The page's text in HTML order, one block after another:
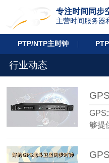
专注时间同步
主营时间服务器
PTP/NTP主时钟
行业动态
GPS
够提